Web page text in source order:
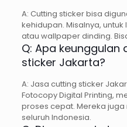
A: Cutting sticker bisa
kehidupan. Misalnya,
atau wallpaper dinding.
Q: Apa keunggulan
sticker Jakarta?
A: Jasa cutting sticker
Fotocopy Digital Printing,
proses cepat. Mereka
seluruh Indonesia.